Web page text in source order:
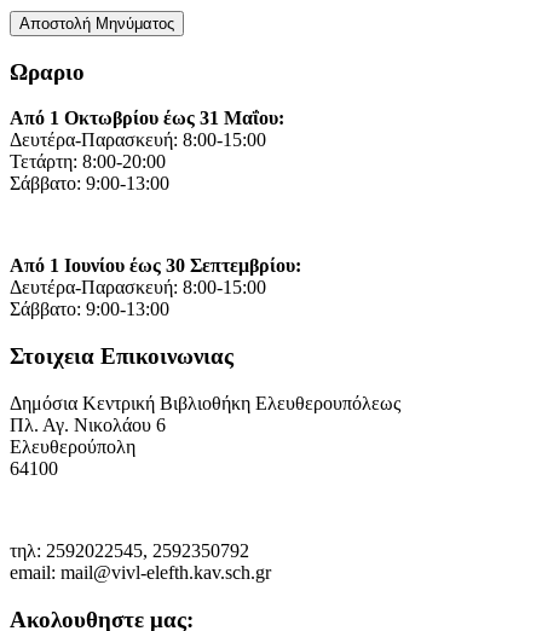
Ωραριο
Από 1 Οκτωβρίου έως 31 Μαΐου:
Δευτέρα-Παρασκευή: 8:00-15:00
Τετάρτη: 8:00-20:00
Σάββατο: 9:00-13:00
Από 1 Ιουνίου έως 30 Σεπτεμβρίου:
Δευτέρα-Παρασκευή: 8:00-15:00
Σάββατο: 9:00-13:00
Στοιχεια Επικοινωνιας
Δημόσια Κεντρική Βιβλιοθήκη Ελευθερουπόλεως
Πλ. Αγ. Νικολάου 6
Ελευθερούπολη
64100
τηλ: 2592022545, 2592350792
email: mail@vivl-elefth.kav.sch.gr
Ακολουθηστε μας: